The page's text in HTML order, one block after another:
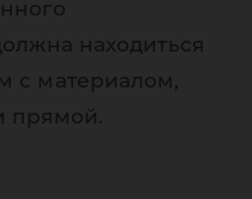
находиться
с материалом,
прямой.